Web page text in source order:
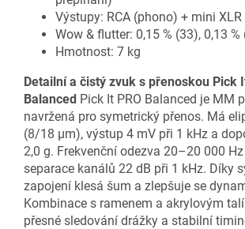
Výstupy: RCA (phono) + mini
Wow & flutter: 0,15 % (33), 0,13 %
Hmotnost: 7 kg
Detailní a čistý zvuk s přenoskou Pick
Balanced Pick It PRO Balanced je MM
navržená pro symetrický přenos. Má
(8/18 μm), výstup 4 mV při 1 kHz a
2,0 g. Frekvenční odezva 20–20 000
separace kanálů 22 dB při 1 kHz. Díky
zapojení klesá šum a zlepšuje se
Kombinace s ramenem a akrylovým
přesné sledování drážky a stabilní